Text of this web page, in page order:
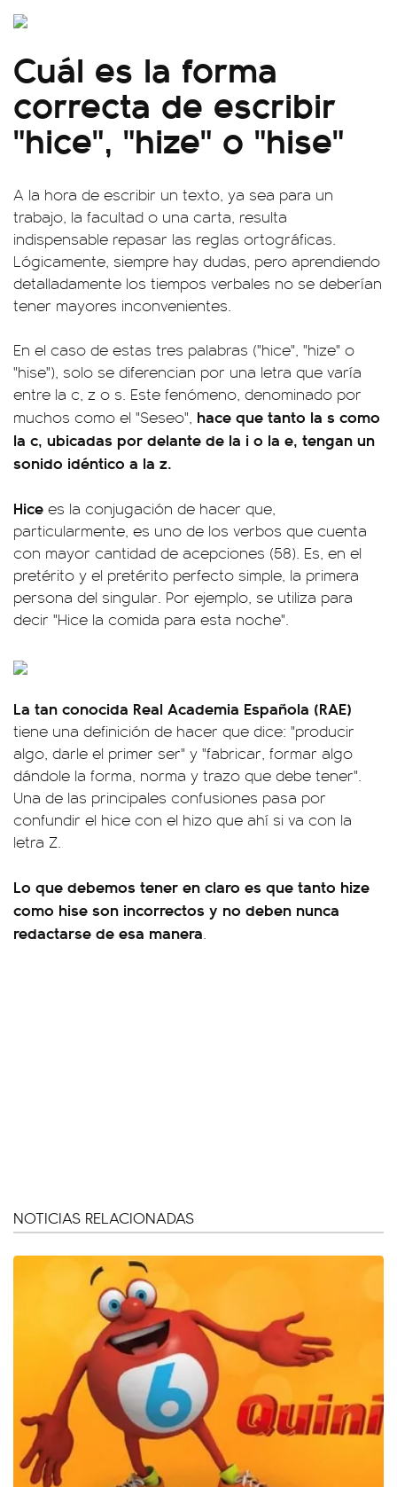
Cuál es la forma
correcta de escribir
"hice", "hize" o "hise"
A la hora de escribir un texto, ya sea para un
trabajo, la facultad o una carta, resulta
indispensable repasar las reglas ortográficas.
Lógicamente, siempre hay dudas, pero aprendiendo
detalladamente los tiempos verbales no se deberían
tener mayores inconvenientes.
En el caso de estas tres palabras ("hice", "hize" o
"hise"), solo se diferencian por una letra que varía
entre la c, z o s. Este fenómeno, denominado por
muchos como el "Seseo", hace que tanto la s como
la c, ubicadas por delante de la i o la e, tengan un
sonido idéntico a la z.
Hice es la conjugación de hacer que,
particularmente, es uno de los verbos que cuenta
con mayor cantidad de acepciones (58). Es, en el
pretérito y el pretérito perfecto simple, la primera
persona del singular. Por ejemplo, se utiliza para
decir "Hice la comida para esta noche".
La tan conocida Real Academia Española (RAE)
tiene una definición de hacer que dice: "producir
algo, darle el primer ser" y "fabricar, formar algo
dándole la forma, norma y trazo que debe tener".
Una de las principales confusiones pasa por
confundir el hice con el hizo que ahí si va con la
letra Z.
Lo que debemos tener en claro es que tanto hize
como hise son incorrectos y no deben nunca
redactarse de esa manera.
NOTICIAS RELACIONADAS